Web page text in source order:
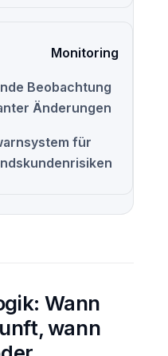
Monitoring
Beobachtung
Änderungen
für
Wann
wann